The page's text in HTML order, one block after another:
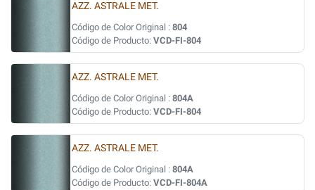
AZZ. ASTRALE MET.
Código de Color Original : 804
Código de Producto: VCD-FI-804
AZZ. ASTRALE MET.
Código de Color Original : 804A
Código de Producto: VCD-FI-804
AZZ. ASTRALE MET.
Código de Color Original : 804A
Código de Producto: VCD-FI-804A